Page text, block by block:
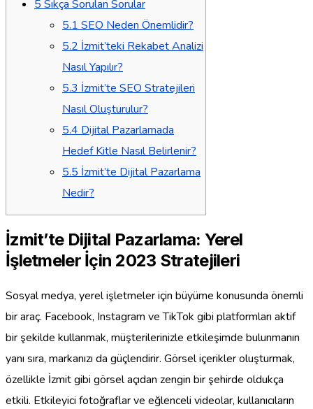
5 Sıkça Sorulan Sorular
5.1 SEO Neden Önemlidir?
5.2 İzmit’teki Rekabet Analizi
Nasıl Yapılır?
5.3 İzmit’te SEO Stratejileri
Nasıl Oluşturulur?
5.4 Dijital Pazarlamada
Hedef Kitle Nasıl Belirlenir?
5.5 İzmit’te Dijital Pazarlama
Nedir?
İzmit’te Dijital Pazarlama: Yerel
İşletmeler İçin 2023 Stratejileri
Sosyal medya, yerel işletmeler için büyüme konusunda önemli
bir araç. Facebook, Instagram ve TikTok gibi platformları aktif
bir şekilde kullanmak, müşterilerinizle etkileşimde bulunmanın
yanı sıra, markanızı da güçlendirir. Görsel içerikler oluşturmak,
özellikle İzmit gibi görsel açıdan zengin bir şehirde oldukça
etkili. Etkileyici fotoğraflar ve eğlenceli videolar, kullanıcıların